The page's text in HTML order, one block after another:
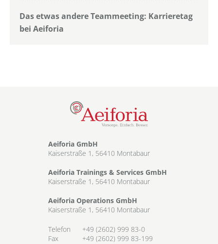
Das etwas andere Teammeeting: Karrieretag
bei Aeiforia
Aeiforia GmbH
Kaiserstraße 1, 56410 Montabaur
Aeiforia Trainings & Services GmbH
Kaiserstraße 1, 56410 Montabaur
Aeiforia Operations GmbH
Kaiserstraße 1, 56410 Montabaur
Telefon
+49 (2602) 999 83-0
Fax
+49 (2602) 999 83-199